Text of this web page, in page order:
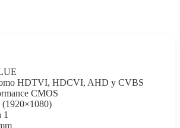
HDTVI, HDCVI, AHD y CVBS
CMOS
1